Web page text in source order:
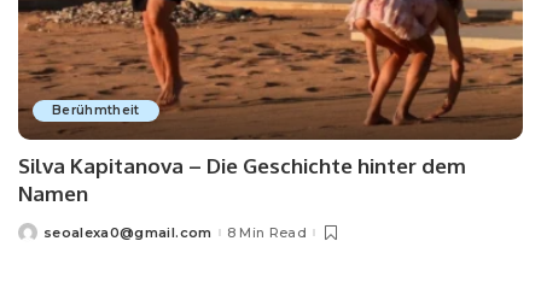
Berühmtheit
Silva Kapitanova – Die Geschichte hinter dem
Namen
seoalexa0@gmail.com 8 Min Read